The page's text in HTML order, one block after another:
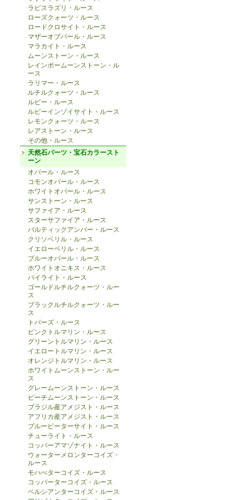
ラピスラズリ・ルース
ローズクォーツ・ルース
ロードクロサイト・ルース
マザーオブパール・ルース
マラカイト・ルース
ムーンストーン・ルース
レインボームーンストーン・ル
ース
ラリマー・ルース
ルチルクォーツ・ルース
ルビー・ルース
ルビーインゾイサイト・ルース
レモンクォーツ・ルース
レアストーン・ルース
その他・ルース
天然石パーツ・宝石カラースト
ーン
オパール・ルース
コモンオパール・ルース
ホワイトオパール・ルース
サンストーン・ルース
サファイア・ルース
スターサファイア・ルース
バルティックアンバー・ルース
クリソベリル・ルース
イエローベリル・ルース
ブルーオパール・ルース
ホワイトオニキス・ルース
パイライト・ルース
ゴールドルチルクォーツ・ルー
ス
ブラックルチルクォーツ・ルー
ス
トパーズ・ルース
ピンクトルマリン・ルース
グリーントルマリン・ルース
イエロートルマリン・ルース
オレンジトルマリン・ルース
ホワイトムーンストーン・ルー
ス
グレームーンストーン・ルース
ピーチムーンストーン・ルース
ブラジル産アメジスト・ルース
アフリカ産アメジスト・ルース
ブルーピーターサイト・ルース
チューライト・ルース
コッパーアマゾナイト・ルース
ウォーターメロンターコイズ・
ルース
モハべターコイズ・ルース
コッパーターコイズ・ルース
ペルシアンターコイズ・ルース